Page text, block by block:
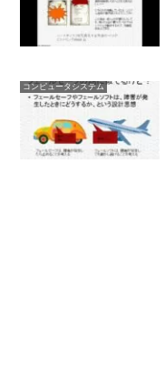
コンピュータシステム